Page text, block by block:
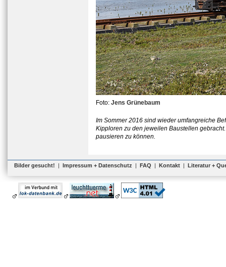
Foto: Jens Grünebaum
Im Sommer 2016 sind wieder umfangreiche
Kipploren zu den jeweilen Baustellen
pausieren zu können.
Bilder gesucht! | Impressum + Datenschutz | FAQ | Kontakt | Literatur +